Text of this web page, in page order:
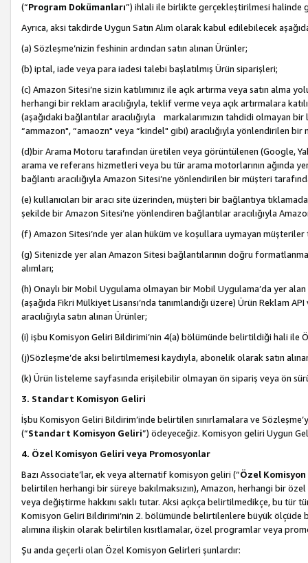
(“Program Dokümanları”) ihlali ile birlikte gerçekleştirilmesi halinde
Ayrıca, aksi takdirde Uygun Satın Alım olarak kabul edilebilecek
(a) Sözleşme’nizin feshinin ardından satın alınan Ürünler;
(b) iptal, iade veya para iadesi talebi başlatılmış Ürün siparişleri;
(c) Amazon Sitesi’ne sizin katılımınız ile açık artırma veya satın alma
herhangi bir reklam aracılığıyla, teklif verme veya açık artırmalara
(aşağıdaki bağlantılar aracılığıyla markalarımızın tahdidi olmayan
“ammazon", “amaozn" veya “kindel" gibi) aracılığıyla yönlendirilen
(d)bir Arama Motoru tarafından üretilen veya görüntülenen (Google,
arama ve referans hizmetleri veya bu tür arama motorlarının ağında
bağlantı aracılığıyla Amazon Sitesi’ne yönlendirilen bir müşteri
(e) kullanıcıları bir aracı site üzerinden, müşteri bir bağlantıya
şekilde bir Amazon Sitesi’ne yönlendiren bağlantılar aracılığıyla
(f) Amazon Sitesi’nde yer alan hüküm ve koşullara uymayan müşteriler
(g) Sitenizde yer alan Amazon Sitesi bağlantılarının doğru
alımları;
(h) Onaylı bir Mobil Uygulama olmayan bir Mobil Uygulama’da yer
(aşağıda Fikri Mülkiyet Lisansı’nda tanımlandığı üzere) Ürün Reklam
aracılığıyla satın alınan Ürünler;
(i) işbu Komisyon Geliri Bildirimi’nin 4(a) bölümünde belirtildiği hali ile
(j)Sözleşme’de aksi belirtilmemesi kaydıyla, abonelik olarak satın
(k) Ürün listeleme sayfasında erişilebilir olmayan ön sipariş veya ön
3. Standart Komisyon Geliri
İşbu Komisyon Geliri Bildirim’inde belirtilen sınırlamalara ve
(“Standart Komisyon Geliri”) ödeyeceğiz. Komisyon geliri Uygun
4. Özel Komisyon Geliri veya Promosyonlar
Bazı Associate’lar, ek veya alternatif komisyon geliri (“Özel
belirtilen herhangi bir süreye bakılmaksızın), Amazon, herhangi bir
veya değiştirme hakkını saklı tutar. Aksi açıkça belirtilmedikçe, bu tür
Komisyon Geliri Bildirimi’nin 2. bölümünde belirtilenlere büyük ölçüde
alımına ilişkin olarak belirtilen kısıtlamalar, özel programlar veya
Şu anda geçerli olan Özel Komisyon Gelirleri şunlardır: